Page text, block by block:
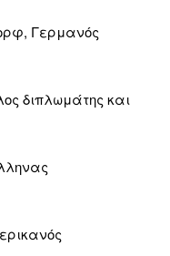
Γερμανός
διπλωμάτης και